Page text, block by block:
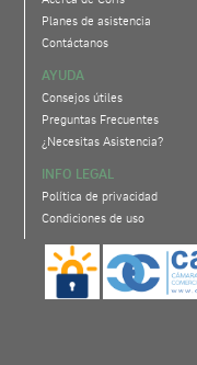
Planes de asistencia
Contáctanos
AYUDA
Consejos útiles
Preguntas Frecuentes
¿Necesitas Asistencia?
INFO LEGAL
Política de privacidad
Condiciones de uso